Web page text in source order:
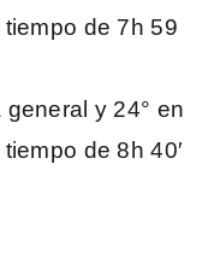
de 7h 59
y 24° en
de 8h 40′